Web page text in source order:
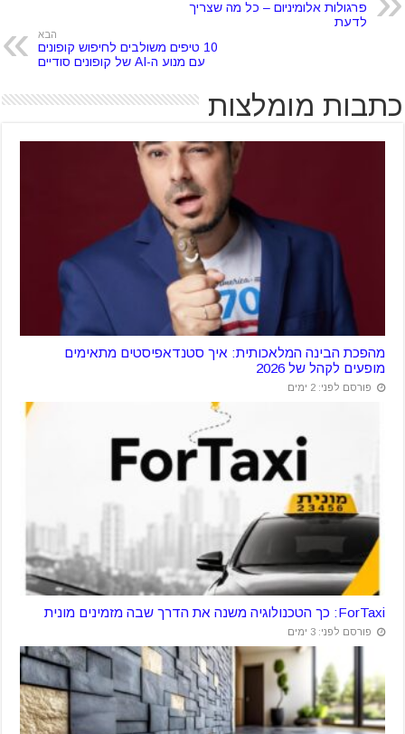
פרגולות אלומיניום – כל מה שצריך
לדעת
הבא
10 טיפים משולבים לחיפוש קופונים
עם מנוע ה-AI של קופונים סודיים
כתבות מומלצות
מהפכת הבינה המלאכותית: איך סטנדאפיסטים מתאימים
מופעים לקהל של 2026
פורסם לפני: 2 ימים
ForTaxi: כך הטכנולוגיה משנה את הדרך שבה מזמינים מונית
פורסם לפני: 3 ימים